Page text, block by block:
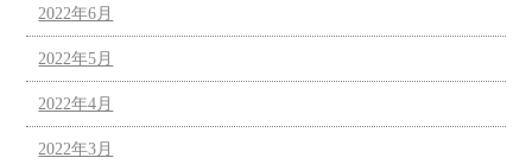
2022年6月
2022年5月
2022年4月
2022年3月